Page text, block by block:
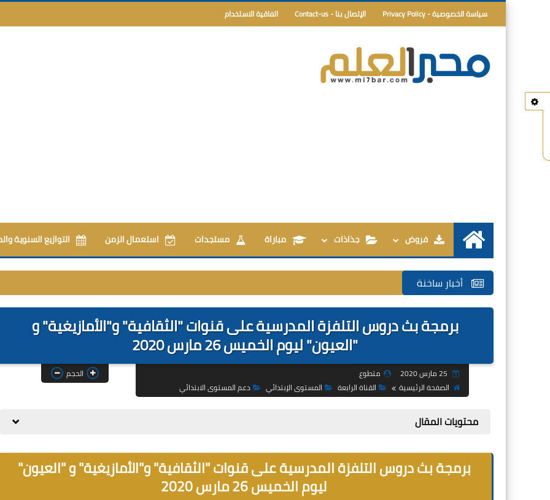
سياسة الخصوصية - Privacy Policy الإتصال بنا - Contact-us اتفاقية الاستخدام
الرئيسيةفروض جذاذات مباراة مستجدات استعمال الزمن التوازيع السنوية
أخبار ساخنة
برمجة بث دروس التلفزة المدرسية على قنوات "الثقافية" و"الأمازيغية" و
"العيون" ليوم الخميس 26 مارس 2020
متطوع
الصفحة الرئيسية
القناة الرابعة المستوى الإبتدائي دعم المستوى الابتدائي
الحجم
محتويات المقال
برمجة بث دروس التلفزة المدرسية على قنوات "الثقافية" و"الأمازيغية" و "العيون"
ليوم الخميس 26 مارس 2020